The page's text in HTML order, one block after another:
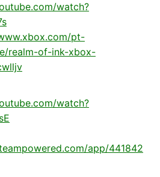
watch?
pt-
realm-of-ink-xbox-
watch?
app/441842